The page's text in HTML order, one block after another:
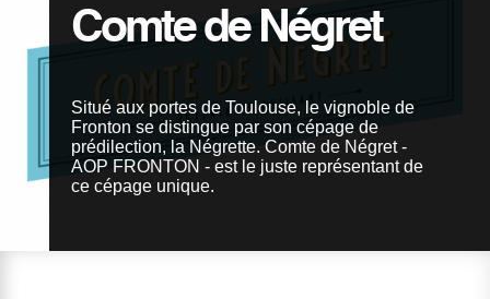
Comte de Négret
Situé aux portes de Toulouse, le vignoble de
Fronton se distingue par son cépage de
prédilection, la Négrette. Comte de Négret -
AOP FRONTON - est le juste représentant de
ce cépage unique.